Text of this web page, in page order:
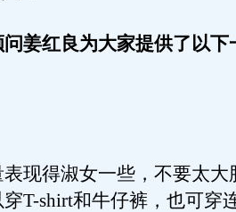
红良为大家提供了以下
得淑女一些，不要太大
T-shirt和牛仔裤，也可穿